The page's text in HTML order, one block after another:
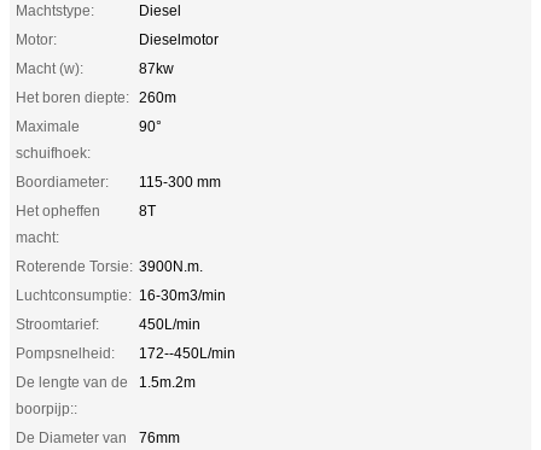
Machtstype:
Diesel
Motor:
Dieselmotor
Macht (w):
87kw
Het boren diepte: 260m
Maximale
schuifhoek:
90°
Boordiameter:
115-300 mm
Het opheffen
macht:
8T
Roterende Torsie: 3900N.m.
Luchtconsumptie: 16-30m3/min
Stroomtarief:
450L/min
Pompsnelheid:
172--450L/min
De lengte van de
boorpijp::
1.5m.2m
De Diameter van
76mm